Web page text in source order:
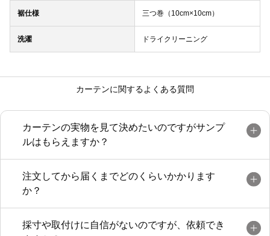
裾仕様 三つ巻（10cm×10cm）
洗濯 ドライクリーニング
カーテンに関するよくある質問
カーテンの実物を見て決めたいのですがサンプ
ルはもらえますか？
注文してから届くまでどのくらいかかります
か？
採寸や取付けに自信がないのですが、依頼でき